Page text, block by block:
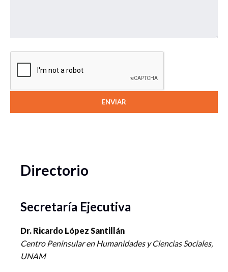
Directorio
Secretaría Ejecutiva
Dr. Ricardo López Santillán
Centro Peninsular en Humanidades y Ciencias Sociales,
UNAM